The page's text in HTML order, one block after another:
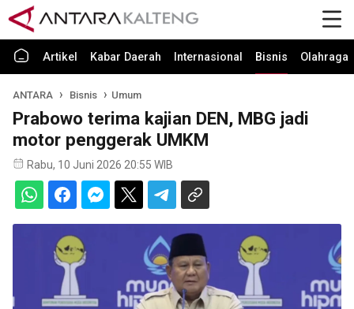
Artikel Kabar Daerah Internasional Bisnis Olahraga
ANTARA Bisnis Umum
Prabowo terima kajian DEN, MBG jadi
motor penggerak UMKM
Rabu, 10 Juni 2026 20:55 WIB